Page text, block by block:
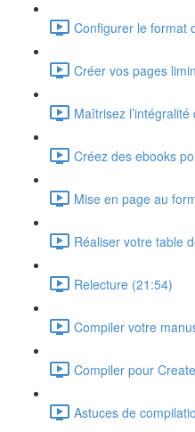
Configurer le format
Créer vos pages
Maîtrisez
Créez des ebooks
Mise en page au
Réaliser votre table
Relecture (21:54)
Compiler votre
Compiler pour
Astuces de